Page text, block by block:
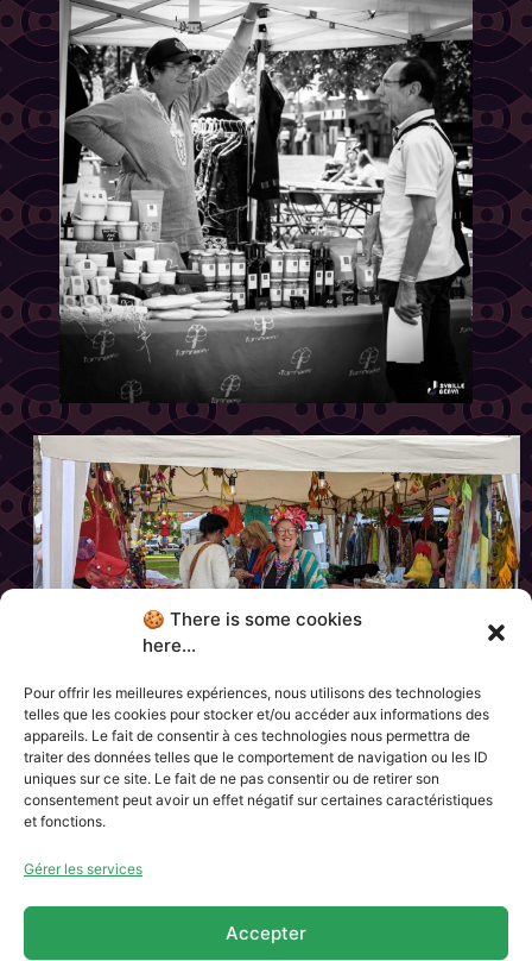
🍪 There is some cookies
here...
Pour offrir les meilleures expériences, nous utilisons des technologies
telles que les cookies pour stocker et/ou accéder aux informations des
appareils. Le fait de consentir à ces technologies nous permettra de
traiter des données telles que le comportement de navigation ou les ID
uniques sur ce site. Le fait de ne pas consentir ou de retirer son
consentement peut avoir un effet négatif sur certaines caractéristiques
et fonctions.
Gérer les services
Accepter
Étiquetéartartisanalartisanatvillage